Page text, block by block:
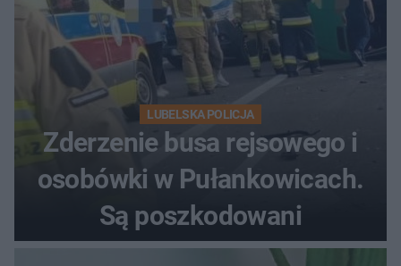
LUBELSKA POLICJA
Zderzenie busa rejsowego i
osobówki w Pułankowicach.
Są poszkodowani